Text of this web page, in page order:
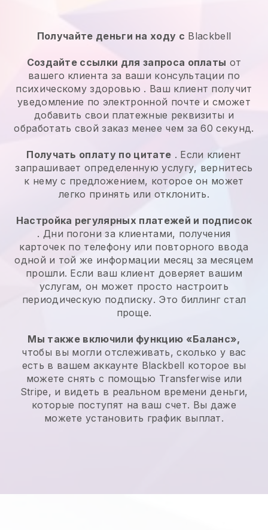
Получайте деньги на ходу с Blackbell
Создайте ссылки для запроса оплаты от
вашего клиента за ваши консультации по
психическому здоровью . Ваш клиент получит
уведомление по электронной почте и сможет
добавить свои платежные реквизиты и
обработать свой заказ менее чем за 60 секунд.
Получать оплату по цитате . Если клиент
запрашивает определенную услугу, вернитесь
к нему с предложением, которое он может
легко принять или отклонить.
Настройка регулярных платежей и подписок
. Дни погони за клиентами, получения
карточек по телефону или повторного ввода
одной и той же информации месяц за месяцем
прошли. Если ваш клиент доверяет вашим
услугам, он может просто настроить
периодическую подписку. Это биллинг стал
проще.
Мы также включили функцию «Баланс»,
чтобы вы могли отслеживать, сколько у вас
есть в вашем аккаунте Blackbell которое вы
можете снять с помощью Transferwise или
Stripe, и видеть в реальном времени деньги,
которые поступят на ваш счет. Вы даже
можете установить график выплат.